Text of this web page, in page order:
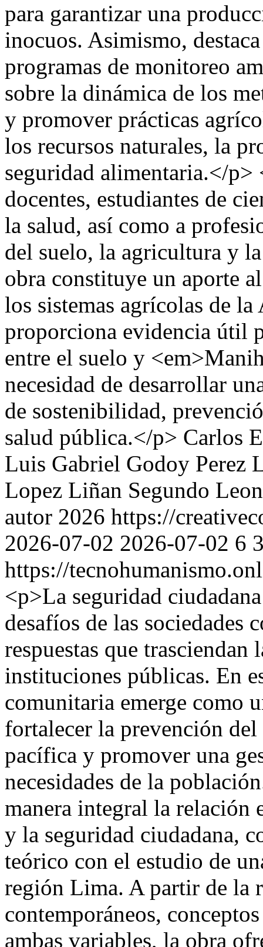
para garantizar una
inocuos. Asimismo,
programas de monitoreo
sobre la dinámica de los
y promover prácticas
los recursos naturales, la
seguridad alimentaria.</
docentes, estudiantes de
la salud, así como a
del suelo, la agricultura y
obra constituye un aporte
los sistemas agrícolas de
proporciona evidencia útil
entre el suelo y
necesidad de desarrollar
de sostenibilidad,
salud pública.</p> Carlos
Luis Gabriel Godoy Perez
Lopez Liñan Segundo
autor 2026 https://
2026-07-02 2026-07-02 6
https://
<p>La seguridad
desafíos de las sociedades
respuestas que
instituciones públicas. En
comunitaria emerge como
fortalecer la prevención
pacífica y promover una
necesidades de la
manera integral la relación
y la seguridad ciudadana,
teórico con el estudio de
región Lima. A partir de la
contemporáneos,
ambas variables, la obra